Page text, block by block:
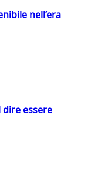
nell’era
essere